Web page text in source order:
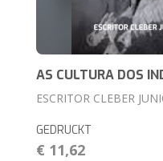
AS CULTURA DOS
ESCRITOR CLEBER
GEDRUCKT
€ 11,62